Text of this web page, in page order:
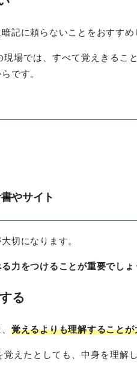
記に頼らないことをおすすめ
場では、すべて覚えきるこ
です。
やサイト
切になります。
力をつけることが重要でしょ
る
覚えるよりも理解することが
えたとしても、中身を理解